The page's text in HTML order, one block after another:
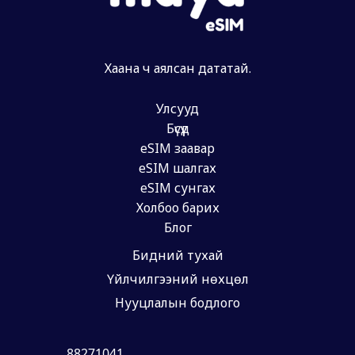
Хаана ч аялсан дататай.
Улсууд
Бүсүүд
eSIM заавар
eSIM шалгах
eSIM сунгах
Холбоо барих
Блог
Бидний тухай
Үйлчилгээний нөхцөл
Нууцлалын бодлого